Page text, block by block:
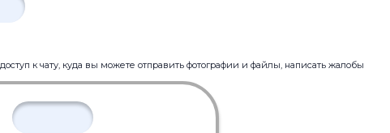
к чату, куда вы можете отправить фотографии и файлы, написать жалобы